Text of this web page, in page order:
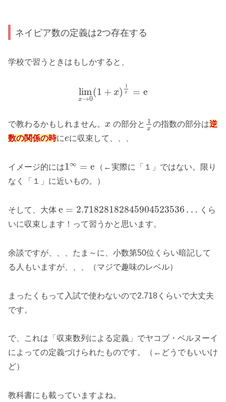
ネイピア数の定義は2つ存在する
学校で習うときはもしかすると、
lim
x→0
(1 + x) 1
x = e
で教わるかもしれません。 x の部分と 1
x
の指数の部分は逆
数の関係の時にeに収束して、、、
イメージ的には1∞ = e
（←実際に「１」ではない。限り
なく「１」に近いもの。）
そして、大体 e = 2.71828182845904523536 … くら
いに収束します！って習うかと思います。
余談ですが、、、たま～に、小数第50位くらい暗記して
る人もいますが、、、（マジで趣味のレベル）
まったくもって入試で使わないので2.718くらいで大丈夫
です。
で、これは「収束数列による定義」でヤコブ・ベルヌーイ
によっての定義づけられたものです。（←どうでもいいけ
ど）
教科書にも載っていますよね。